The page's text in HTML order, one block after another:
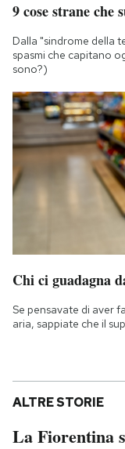
9 cose strane che
Dalla "sindrome della
spasmi che capitano
sono?)
Chi ci guadagna
Se pensavate di aver
aria, sappiate che il
ALTRE STORIE
La Fiorentina